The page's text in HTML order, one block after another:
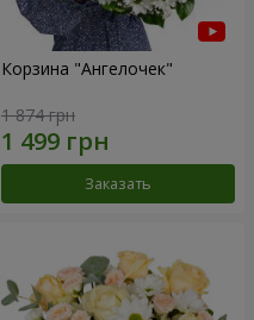
Корзина "Ангелочек"
1 874 грн
Заказать